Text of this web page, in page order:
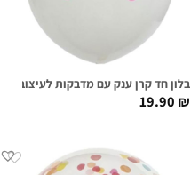
בלון חד קרן ענק עם מדבקות לעיצוב
19.90₪